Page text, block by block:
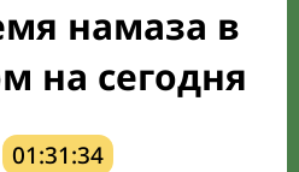
намаза в
на сегодня
01:31:33